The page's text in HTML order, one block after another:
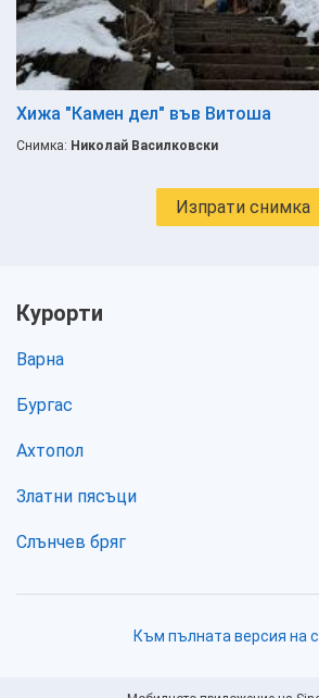
Хижа "Камен дел" във Витоша
Снимка: Николай Василковски
Изпрати снимка
Курорти
Варна
Бургас
Ахтопол
Златни пясъци
Слънчев бряг
Към пълната версия на